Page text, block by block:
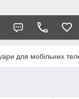
для мобільних